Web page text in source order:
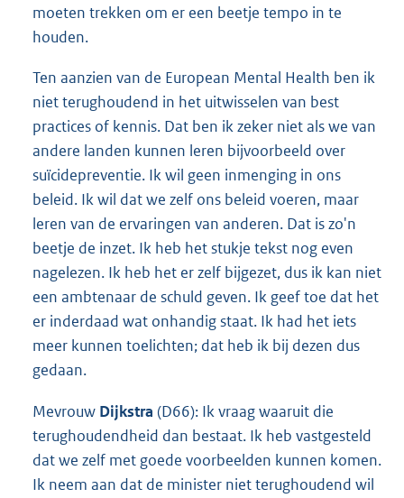
moeten trekken om er een beetje tempo in te
houden.
Ten aanzien van de European Mental Health ben ik
niet terughoudend in het uitwisselen van best
practices of kennis. Dat ben ik zeker niet als we van
andere landen kunnen leren bijvoorbeeld over
suïcidepreventie. Ik wil geen inmenging in ons
beleid. Ik wil dat we zelf ons beleid voeren, maar
leren van de ervaringen van anderen. Dat is zo'n
beetje de inzet. Ik heb het stukje tekst nog even
nagelezen. Ik heb het er zelf bijgezet, dus ik kan niet
een ambtenaar de schuld geven. Ik geef toe dat het
er inderdaad wat onhandig staat. Ik had het iets
meer kunnen toelichten; dat heb ik bij dezen dus
gedaan.
Mevrouw Dijkstra (D66): Ik vraag waaruit die
terughoudendheid dan bestaat. Ik heb vastgesteld
dat we zelf met goede voorbeelden kunnen komen.
Ik neem aan dat de minister niet terughoudend wil